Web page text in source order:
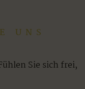
UNS
Sie sich frei,